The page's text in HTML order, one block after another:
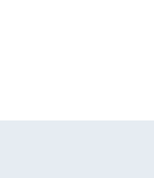
il progetto di